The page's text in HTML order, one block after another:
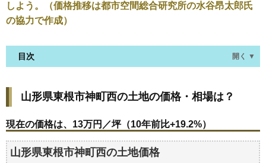
しよう。（価格推移は都市空間総合研究所の水谷昂太郎氏
の協力で作成）
目次 開く ▼
現在の価格は、13万円／坪（10年前比+19.2%）
価格を詳細に分析しよう
山形県東根市神町西の土地の過去の売買事例
山形県東根市神町西の土地の価格・相場は？
現在の価格は、13万円／坪（10年前比+19.2%）
山形県東根市神町西の土地価格